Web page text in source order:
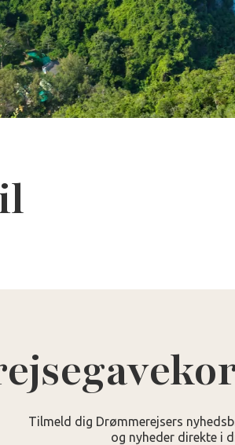
Tilmeld dig Drømmerejsers
og nyheder direkte i